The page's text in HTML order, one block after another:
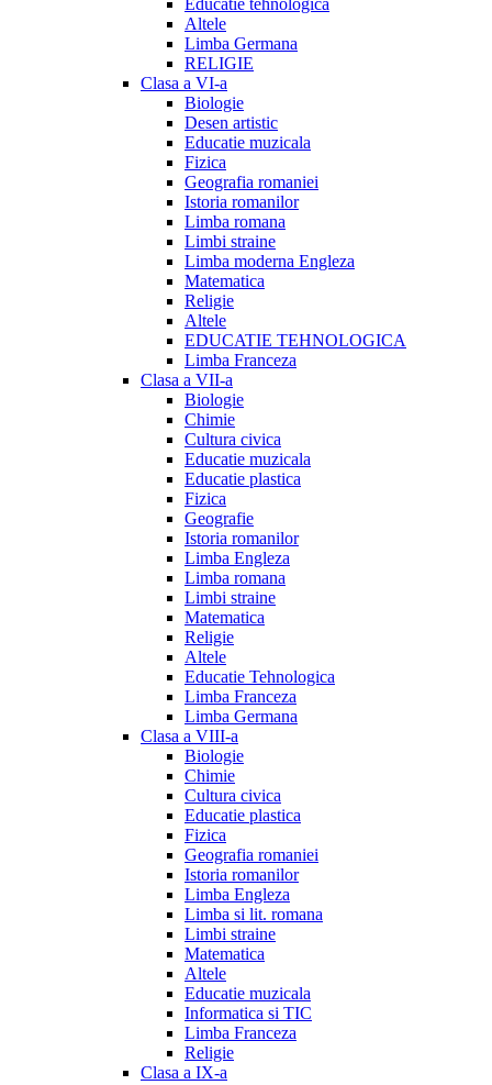
Educatie tehnologica
Altele
Limba Germana
RELIGIE
Clasa a VI-a
Biologie
Desen artistic
Educatie muzicala
Fizica
Geografia romaniei
Istoria romanilor
Limba romana
Limbi straine
Limba moderna Engleza
Matematica
Religie
Altele
EDUCATIE TEHNOLOGICA
Limba Franceza
Clasa a VII-a
Biologie
Chimie
Cultura civica
Educatie muzicala
Educatie plastica
Fizica
Geografie
Istoria romanilor
Limba Engleza
Limba romana
Limbi straine
Matematica
Religie
Altele
Educatie Tehnologica
Limba Franceza
Limba Germana
Clasa a VIII-a
Biologie
Chimie
Cultura civica
Educatie plastica
Fizica
Geografia romaniei
Istoria romanilor
Limba Engleza
Limba si lit. romana
Limbi straine
Matematica
Altele
Educatie muzicala
Informatica si TIC
Limba Franceza
Religie
Clasa a IX-a